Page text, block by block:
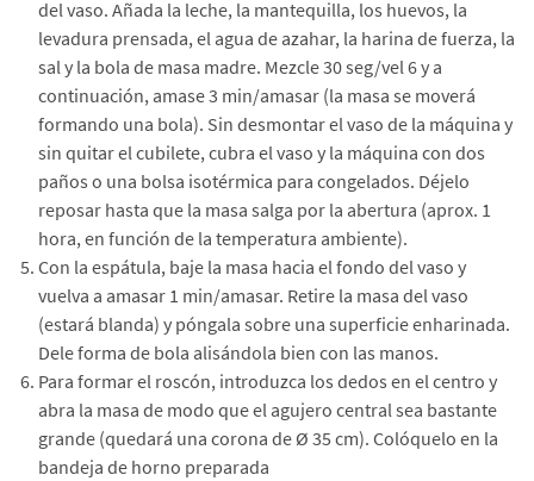
del vaso. Añada la leche, la mantequilla, los huevos, la
levadura prensada, el agua de azahar, la harina de fuerza, la
sal y la bola de masa madre. Mezcle 30 seg/vel 6 y a
continuación, amase 3 min/amasar (la masa se moverá
formando una bola). Sin desmontar el vaso de la máquina y
sin quitar el cubilete, cubra el vaso y la máquina con dos
paños o una bolsa isotérmica para congelados. Déjelo
reposar hasta que la masa salga por la abertura (aprox. 1
hora, en función de la temperatura ambiente).
Con la espátula, baje la masa hacia el fondo del vaso y
vuelva a amasar 1 min/amasar. Retire la masa del vaso
(estará blanda) y póngala sobre una superficie enharinada.
Dele forma de bola alisándola bien con las manos.
Para formar el roscón, introduzca los dedos en el centro y
abra la masa de modo que el agujero central sea bastante
grande (quedará una corona de Ø 35 cm). Colóquelo en la
bandeja de horno preparada